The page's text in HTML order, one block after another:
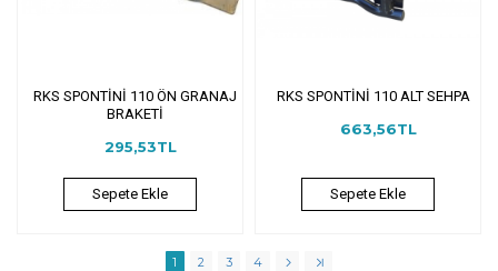
RKS SPONTİNİ 110 ÖN GRANAJ
BRAKETİ
295,53TL
Sepete Ekle
RKS SPONTİNİ 110 ALT SEHPA
663,56TL
Sepete Ekle
1 2 3
4